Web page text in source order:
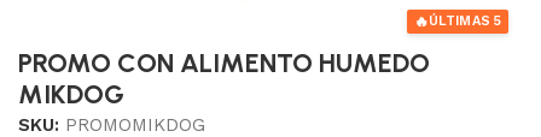
🔥ÚLTIMAS 5
PROMO CON ALIMENTO HUMEDO
MIKDOG
SKU: PROMOMIKDOG